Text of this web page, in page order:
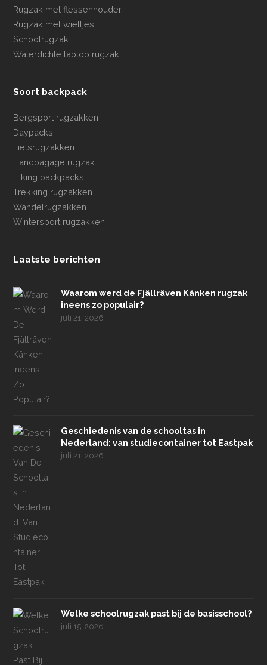
Rugzak met flessenhouder
Rugzak met wieltjes
Schoolrugzak
Waterdichte laptop rugzak
Soort backpack
Bergsport rugzakken
Daypacks
Fietsrugzakken
Handbagage rugzak
Hiking backpacks
Trekking rugzakken
Wandelrugzakken
Wintersport rugzakken
Laatste berichten
Waarom werd de Fjällräven Kånken rugzak
ineens zo populair?
juli 21, 2026
Geschiedenis van de schooltas in
Nederland: van studiecontainer tot Eastpak
juli 21, 2026
Welke schoolrugzak past bij de basisschool?
juli 15, 2026